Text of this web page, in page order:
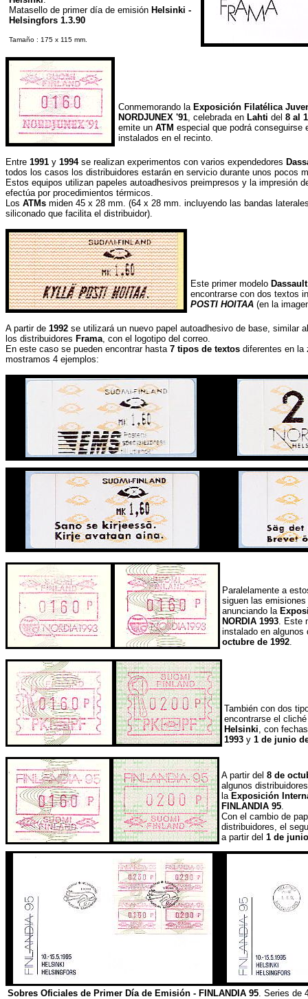
Matasello de primer día de emisión Helsinki -
Helsingfors 1.3.90
Tamaño : 175 x 115 mm.
Conmemorando la Exposición Filatélica
NORDJUNEX '91, celebrada en Lahti del 8 al
emite un ATM especial que podrá conseguirse
instalados en el recinto.
Entre 1991 y 1994se realizan experimentos con varios expendedores
todos los casos los distribuidores estarán en servicio durante unos pocos
Estos equipos utilizan papeles autoadhesivos preimpresos y la impresión
efectúa por procedimientos térmicos.
Los ATMs miden 45 x 28 mm. (64 x 28 mm. incluyendo las bandas
siliconado que facilita el distribuidor).
Este primer modelo
encontrarse con dos textos
POSTI HOITAA (en la
A partir de 1992 se utilizará un nuevo papel autoadhesivo de base, similar
los distribuidores Frama, con el logotipo del correo.
En este caso se pueden encontrar hasta 7 tipos de textos diferentes en la
mostramos 4 ejemplos:
Paralelamente a
siguen las emisiones
anunciando la
NORDIA 1993. Este
instalado en
octubre de 1992.
También con dos
encontrarse el
Helsinki, con
1993 y 1 de junio
A partir del 8 de
algunos
la Exposición
FINLANDIA 95.
Con el cambio de
distribuidores, el
a partir del 1 de
Sobres Oficiales de Primer Día de Emisión - FINLANDIA 95. Series de